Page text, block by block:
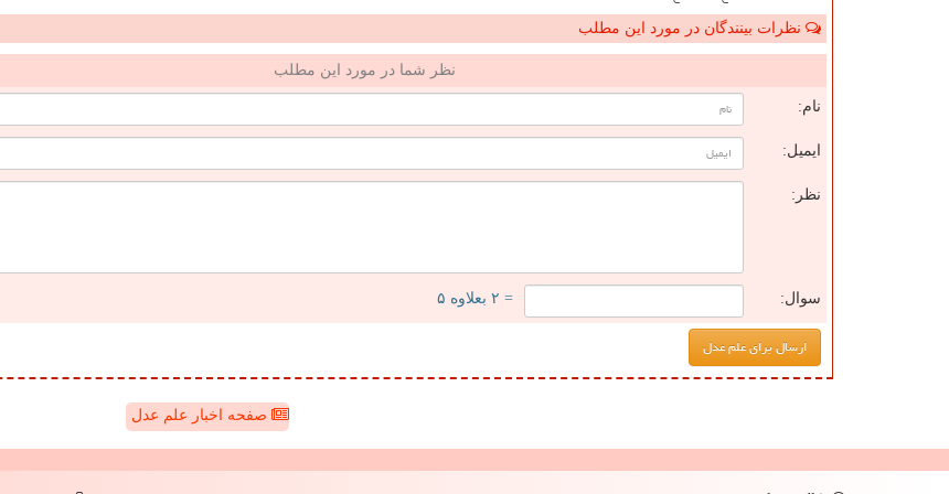
نظرات بینندگان در مورد این مطلب
نظر شما در مورد این مطلب
نام:
ایمیل:
نظر:
سوال: = ۲ بعلاوه ۵
صفحه اخبار علم عدل